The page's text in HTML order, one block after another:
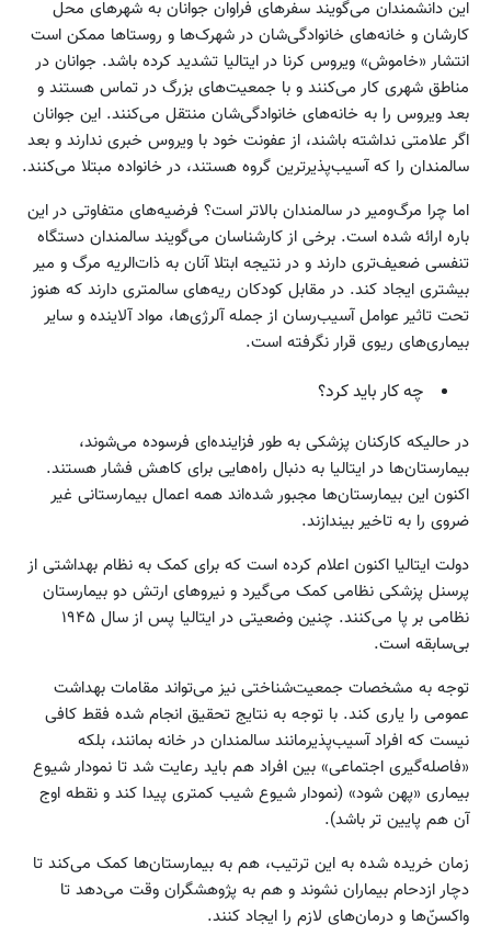
این دانشمندان می‌گویند سفرهای فراوان جوانان به شهرهای محل‌
کارشان و خانه‌های خانوادگی‌شان در شهرک‌ها و روستاها ممکن است
انتشار «خاموش» ویروس کرنا در ایتالیا تشدید کرده باشد. جوانان در
مناطق شهری کار می‌کنند و با جمعیت‌های بزرگ در تماس هستند و
بعد ویروس را به خانه‌های خانوادگی‌شان منتقل می‌کنند. این جوانان
اگر علامتی نداشته باشند، از عفونت خود با ویروس خبری ندارند و بعد
سالمندان را که آسیب‌پذیرترین گروه هستند، در خانواده مبتلا می‌کنند.
اما چرا مرگ‌ومیر در سالمندان بالاتر است؟ فرضیه‌های متفاوتی در این
باره ارائه شده است. برخی از کارشناسان می‌گویند سالمندان دستگاه
تنفسی ضعیف‌تری دارند و در نتیجه ابتلا آنان به ذات‌الریه مرگ و میر
بیشتری ایجاد کند. در مقابل کودکان ریه‌های سالمتری دارند که هنوز
تحت تاثیر عوامل آسیب‌رسان از جمله آلرژی‌ها، مواد آلاینده و سایر
بیماری‌های ریوی قرار نگرفته است.
چه کار باید کرد؟
در حالیکه کارکنان پزشکی به طور فزاینده‌ای فرسوده می‌شوند،
بیمارستان‌ها در ایتالیا به دنبال راه‌هایی برای کاهش فشار هستند.
اکنون این بیمارستان‌ها مجبور شده‌اند همه اعمال بیمارستانی غیر
ضروی را به تاخیر بیندازند.
دولت ایتالیا اکنون اعلام کرده است که برای کمک به نظام بهداشتی از
پرسنل پزشکی نظامی کمک می‌گیرد و نیروهای ارتش دو بیمارستان
نظامی بر پا می‌کنند. چنین وضعیتی در ایتالیا پس از سال ۱۹۴۵
بی‌سابقه است.
توجه به مشخصات جمعیت‌شناختی نیز می‌تواند مقامات بهداشت
عمومی را یاری کند. با توجه به نتایج تحقیق انجام شده فقط کافی
نیست که افراد آسیب‌پذیرمانند سالمندان در خانه بمانند، بلکه
«فاصله‌گیری اجتماعی» بین افراد هم باید رعایت شد تا نمودار شیوع
بیماری «پهن شود» (نمودار شیوع شیب کمتری پیدا کند و نقطه اوج
آن هم پایین تر باشد).
زمان خریده شده به این ترتیب، هم به بیمارستان‌ها کمک می‌کند تا
دچار ازدحام بیماران نشوند و هم به پژوهشگران وقت می‌دهد تا
واکسن‌ّ‌ها و درمان‌های لازم را ایجاد کنند.